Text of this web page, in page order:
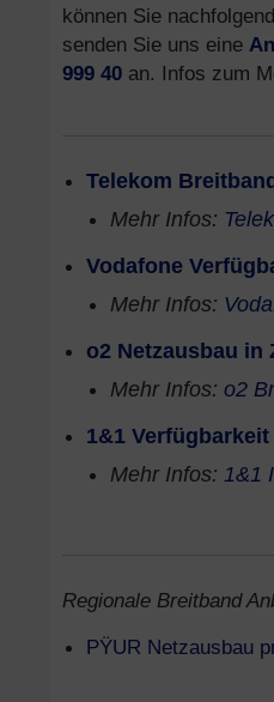
können Sie
senden Sie uns eine
999 40 an. Infos zum
Telekom
Mehr Infos:
Vodafone
Mehr Infos:
o2 Netzausbau in
Mehr Infos: o2
1&1
Mehr Infos: 1&1
Regionale Breitband
PŸUR Netzausbau